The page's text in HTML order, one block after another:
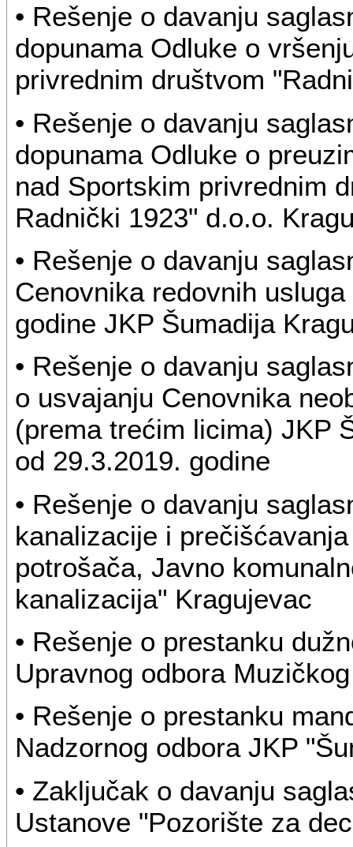
• Rešenje o davanju
dopunama Odluke o
privrednim društvom
• Rešenje o davanju
dopunama Odluke o
nad Sportskim privrednim
Radnički 1923" d.o.o.
• Rešenje o davanju
Cenovnika redovnih
godine JKP Šumadija
• Rešenje o davanju
o usvajanju Cenovnika
(prema trećim licima) JKP
od 29.3.2019. godine
• Rešenje o davanju
kanalizacije i
potrošača, Javno
kanalizacija" Kragujevac
• Rešenje o prestanku
Upravnog odbora
• Rešenje o prestanku
Nadzornog odbora JKP
• Zaključak o davanju
Ustanove "Pozorište za